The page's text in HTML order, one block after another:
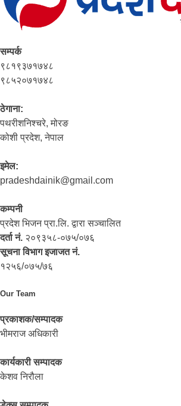
सम्पर्क
९८१९३७१७४८
९८५२०७१७४८
ठेगाना:
पथरीशनिश्‍चरे, मोरङ
कोशी प्रदेश, नेपाल
इमेल:
pradeshdainik@gmail.com
कम्पनी
प्रदेश भिजन प्रा.लि. द्वारा सञ्‍चालित
दर्ता नं. २०९३५८-०७५/०७६
सूचना विभाग इजाजत नं.
१२५६/०७५/७६
Our Team
प्रकाशक/सम्पादक
भीमराज अधिकारी
कार्यकारी सम्पादक
केशव निरौला